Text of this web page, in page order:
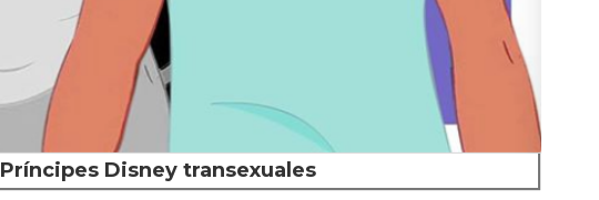
Príncipes Disney transexuales